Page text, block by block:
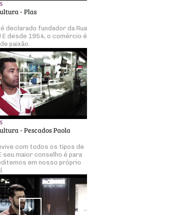
- Plas
declarado fundador da Rua
E desde 1954, o comércio é
paixão.
- Pescados Paola
com todos os tipos de
seu maior conselho é para
em nosso próprio